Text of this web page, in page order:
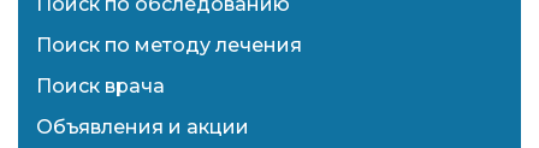
Поиск по методу лечения
Поиск врача
Объявления и акции